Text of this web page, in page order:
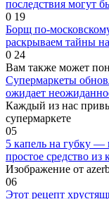
последствия могут
0 19
Борщ по-
раскрываем тайны
0 24
Вам также может
Супермаркеты
ожидает
Каждый из нас
супермаркете
05
5 капель на губку —
простое средство из
Изображение от
06
Этот рецепт